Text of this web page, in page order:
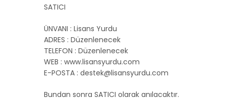
SATICI
ÜNVANI : Lisans Yurdu
ADRES : Düzenlenecek
TELEFON : Düzenlenecek
WEB : www.lisansyurdu.com
E-POSTA : destek@lisansyurdu.com
Bundan sonra SATICI olarak anılacaktır.